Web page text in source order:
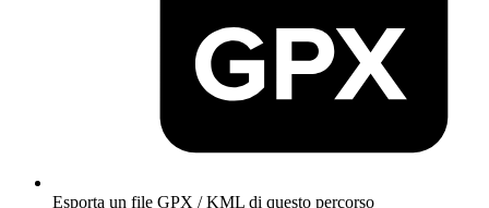
Esporta un file GPX / KML di questo percorso